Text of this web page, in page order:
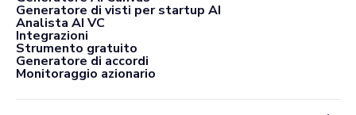
Generatore di visti per startup AI
Analista AI VC
Integrazioni
Strumento gratuito
Generatore di accordi
Monitoraggio azionario